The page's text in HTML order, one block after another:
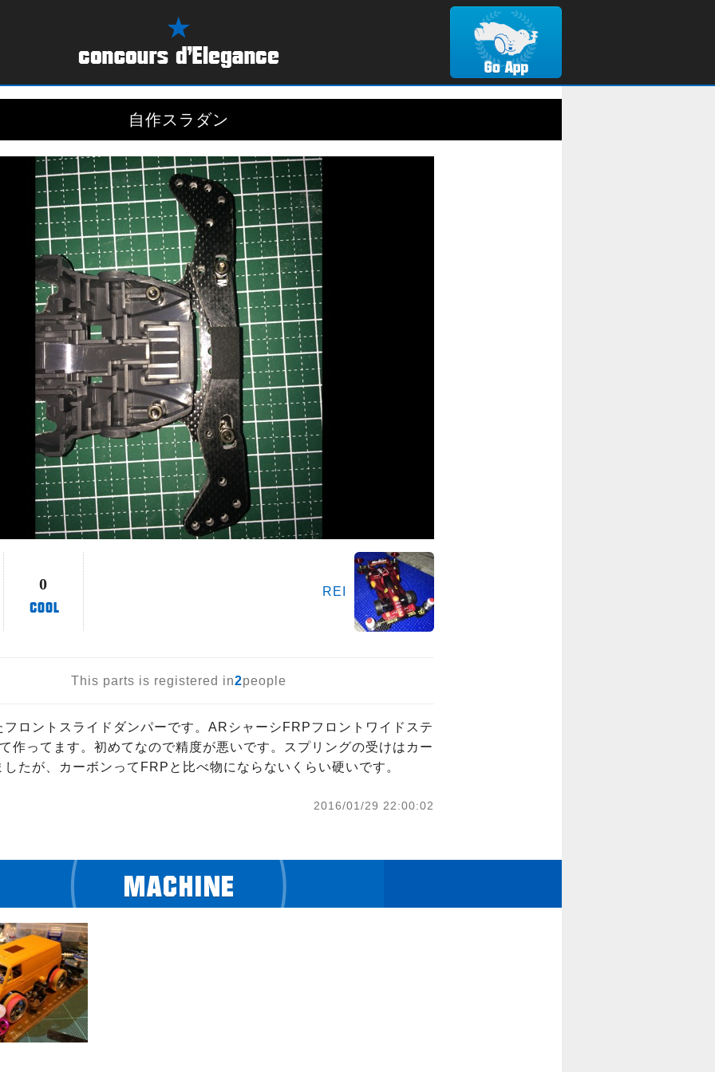
自作スラダン
0 REI
This parts is registered in2people
フロントスライドダンパーです。ARシャーシFRPフロントワイドステ
作ってます。初めてなので精度が悪いです。スプリングの受けはカー
たが、カーボンってFRPと比べ物にならないくらい硬いです。
2016/01/29 22:00:02